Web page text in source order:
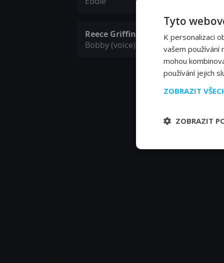
Reece Griffin
Bobby (voice)
Tyto
K personalizaci
vašem používání
mohou
používání jejich
ZOBRAZIT
ZOBRAZIT